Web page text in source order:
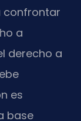
confrontar
a
derecho a
es
base